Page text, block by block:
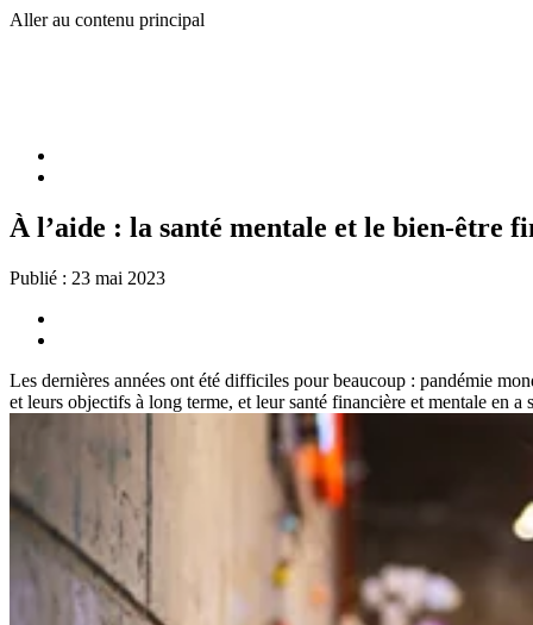
Aller au contenu principal
À l’aide : la santé mentale et le bien-être
Publié : 23 mai 2023
Les dernières années ont été difficiles pour beaucoup : pandémie
et leurs objectifs à long terme, et leur santé financière et mentale en